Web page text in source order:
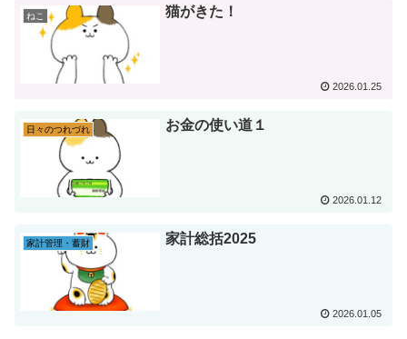
ねこ 猫がきた！
2026.01.25
日々のつれづれ お金の使い道１
2026.01.12
家計管理・蓄財 家計総括2025
2026.01.05